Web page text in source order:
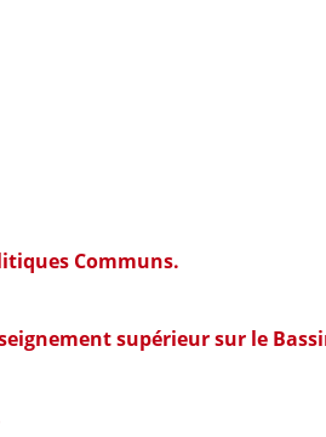
Communs.
supérieur sur le